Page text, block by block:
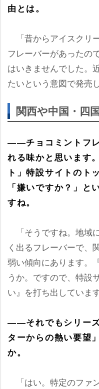
由とは。
「昔からアイスクリ
フレーバーがあったの
はいきませんでした。
たいという意図で発売
関西や中国・四
――チョコミントフ
れる味かと思います
ト」特設サイトのト
「嫌いですか？」と
すね。
「そうですね。地域
く出るフレーバーで、
弱い傾向にあります。
うか。ですので、特設
い』を打ち出しています
――それでもシリー
ターからの熱い要望
か。
「はい。特定のファ